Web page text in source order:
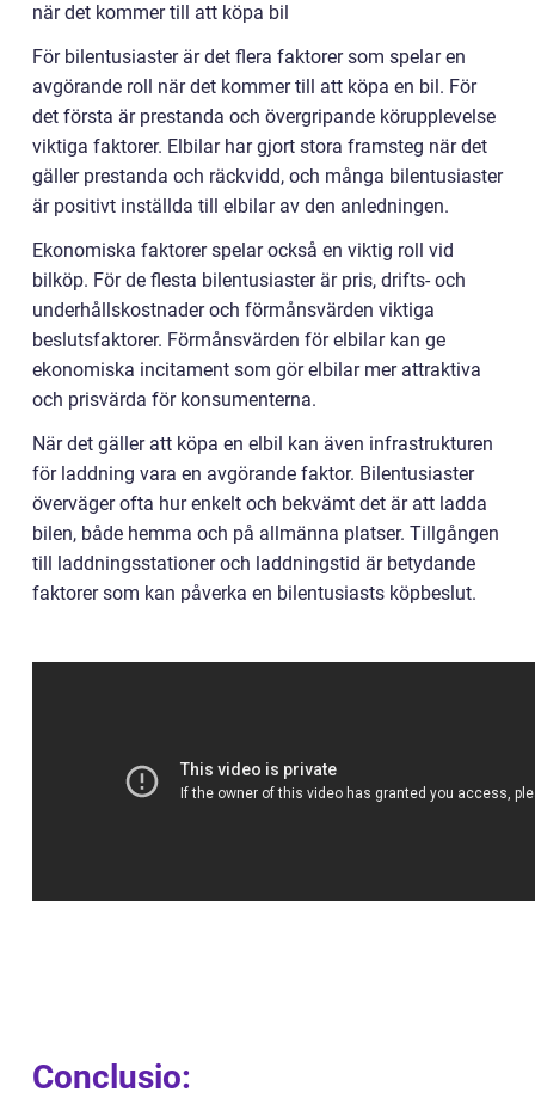
när det kommer till att köpa bil
För bilentusiaster är det flera faktorer som spelar en
avgörande roll när det kommer till att köpa en bil. För
det första är prestanda och övergripande körupplevelse
viktiga faktorer. Elbilar har gjort stora framsteg när det
gäller prestanda och räckvidd, och många bilentusiaster
är positivt inställda till elbilar av den anledningen.
Ekonomiska faktorer spelar också en viktig roll vid
bilköp. För de flesta bilentusiaster är pris, drifts- och
underhållskostnader och förmånsvärden viktiga
beslutsfaktorer. Förmånsvärden för elbilar kan ge
ekonomiska incitament som gör elbilar mer attraktiva
och prisvärda för konsumenterna.
När det gäller att köpa en elbil kan även infrastrukturen
för laddning vara en avgörande faktor. Bilentusiaster
överväger ofta hur enkelt och bekvämt det är att ladda
bilen, både hemma och på allmänna platser. Tillgången
till laddningsstationer och laddningstid är betydande
faktorer som kan påverka en bilentusiasts köpbeslut.
Conclusio: